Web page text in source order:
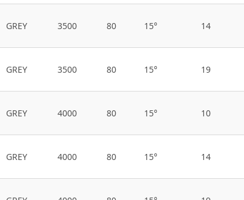
GREY 3500 80 15° 14
GREY 3500 80 15° 19
GREY 4000 80 15° 10
GREY 4000 80 15° 14